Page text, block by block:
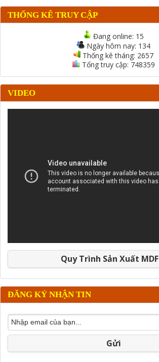
THỐNG KÊ TRUY CẬP
Đang online: 15
Ngày hôm nay: 134
Thống kê tháng: 2657
Tổng truy cập: 748359
VIDEO
Quy Trình Sản Xuất MDF
ĐĂNG KÝ NHẬN TIN
Gửi